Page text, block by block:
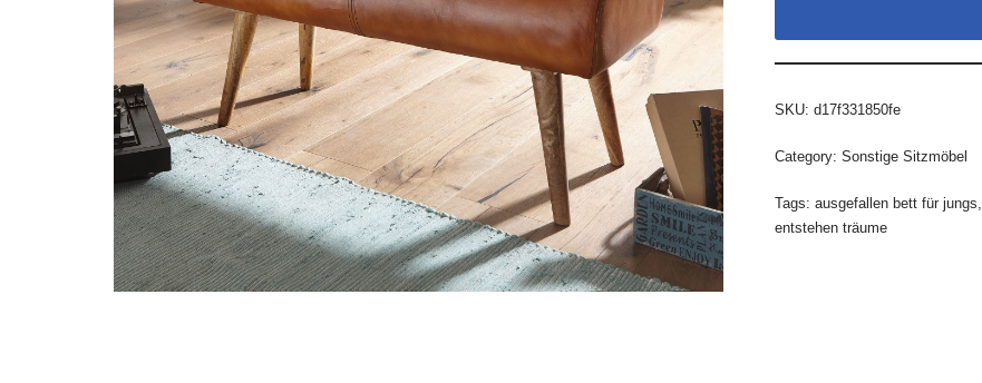
SKU: d17f331850fe
Category: Sonstige Sitzmöbel
Tags: ausgefallen bett für jungs,
entstehen träume